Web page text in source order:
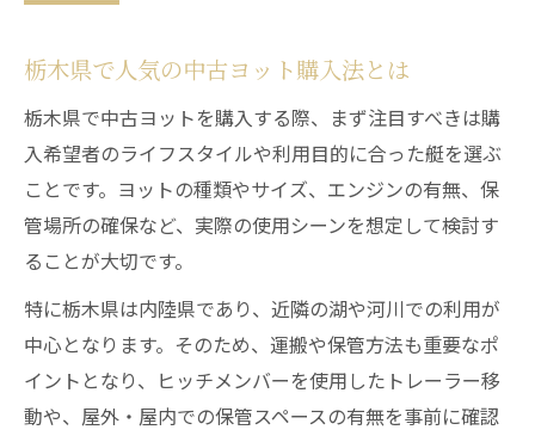
栃木県で人気の中古ヨット購入法とは
栃木県で中古ヨットを購入する際、まず注目すべきは購
入希望者のライフスタイルや利用目的に合った艇を選ぶ
ことです。ヨットの種類やサイズ、エンジンの有無、保
管場所の確保など、実際の使用シーンを想定して検討す
ることが大切です。
特に栃木県は内陸県であり、近隣の湖や河川での利用が
中心となります。そのため、運搬や保管方法も重要なポ
イントとなり、ヒッチメンバーを使用したトレーラー移
動や、屋外・屋内での保管スペースの有無を事前に確認